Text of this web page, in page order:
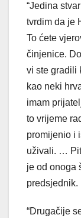
“Jedina
tvrdim da je
To ćete
činjenice.
vi ste gradili
kao neki
imam
to vrijeme
promijenio i
uživali. …
je od onoga
predsjednik.
“Drugačije